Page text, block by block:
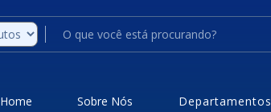
Home Sobre Nós Departamentos